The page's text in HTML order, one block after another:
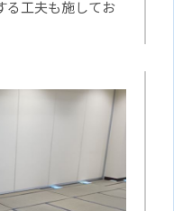
る工夫も施してお